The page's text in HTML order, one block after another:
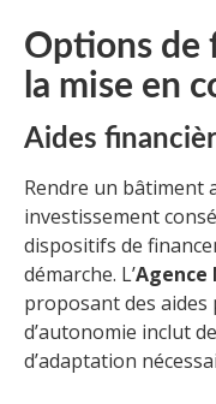
Options de
la mise en
Aides
Rendre un bâtiment
investissement
dispositifs de
démarche. L’Agence
proposant des
d’autonomie inclut
d’adaptation